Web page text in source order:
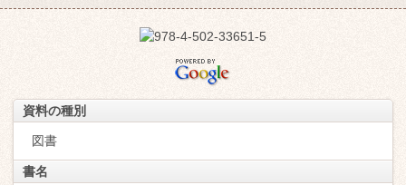
資料の種別
図書
書名